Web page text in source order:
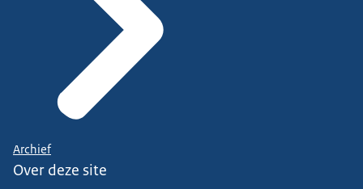
Archief
Over deze site